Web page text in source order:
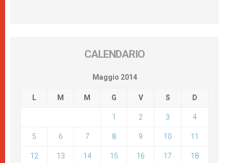
CALENDARIO
Maggio 2014
L M M G V S D
1 2 3 4
5 6 7 8 9 10 11
12 13 14 15 16 17 18